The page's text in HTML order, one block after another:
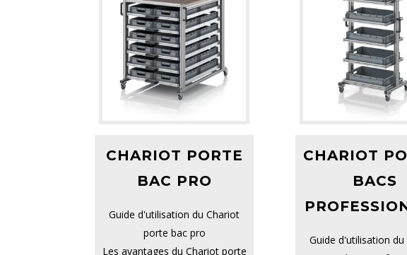
CHARIOT PORTE
BAC PRO
Guide d'utilisation du Chariot
porte bac pro
Les avantages du Chariot porte
CHARIOT
BACS
Guide d'utilisation